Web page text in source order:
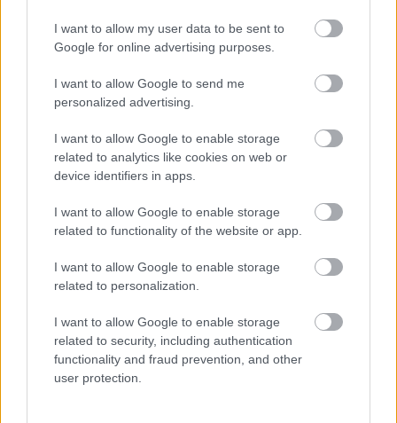
I want to allow my user data to be sent to
Google for online advertising purposes.
I want to allow Google to send me
personalized advertising.
I want to allow Google to enable storage
related to analytics like cookies on web or
device identifiers in apps.
I want to allow Google to enable storage
related to functionality of the website or app.
I want to allow Google to enable storage
related to personalization.
I want to allow Google to enable storage
related to security, including authentication
functionality and fraud prevention, and other
user protection.
Közzétették a szakértői állásfoglalást, a Fiumei úti fák
A MÚOSZ sajtódíjának második helyét nyerte el a Borsod24 és
Tánccal, zeneszóval és vásárral telik meg Jászberény, indul a
Csángó Fesztivál
Meghosszabbított hőségriasztás és vízkorlátozások, a
mezőtúri kórházban leállt a klíma
Tragédiába torkollott a segítségnyújtás elmulasztása, három
Hatalmas lángok csaptak fel Szolnokon
Vízitraffipax a Tisza-tavon: mostantól senki sem úszhatja meg
a száguldozást